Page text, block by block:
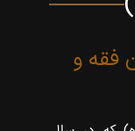
فقه و